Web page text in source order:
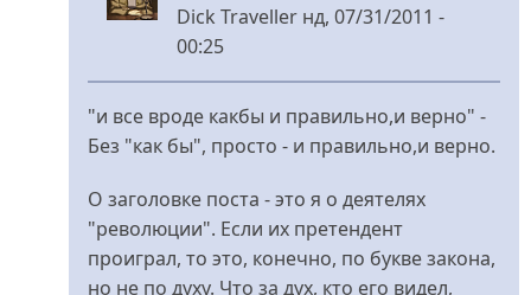
Dick Traveller нд, 07/31/2011 -
00:25
У
відповідь
до
Не,мужики,не
говорите,я
лично
від
Rimidalv
"и все вроде какбы и правильно,и верно" -
Без "как бы", просто - и правильно,и верно.
О заголовке поста - это я о деятелях
"революции". Если их претендент
проиграл, то это, конечно, по букве закона,
но не по духу. Что за дух, кто его видел,